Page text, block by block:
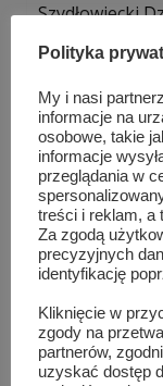
Szydłowiecki
Polityka
My i nasi
informacje na
osobowe, takie
informacje
przeglądania w
treści i reklam, a
Za zgodą
precyzyjnych
identyfikację
Kliknięcie w
zgody na
partnerów,
uzyskać dostęp